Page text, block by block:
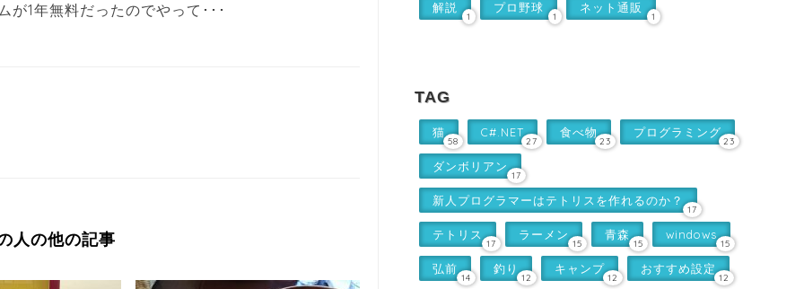
1年無料だったのでやって･･･
人の他の記事
解説
1
プロ野球
1
ネット通販
1
TAG
猫
58
C#.NET
27
食べ物
23
プログラミング
23
ダンボリアン
17
新人プログラマーはテトリスを作れるのか？
17
テトリス
17
ラーメン
15
青森
15
windows
15
弘前
14
釣り
12
キャンプ
12
おすすめ設定
12